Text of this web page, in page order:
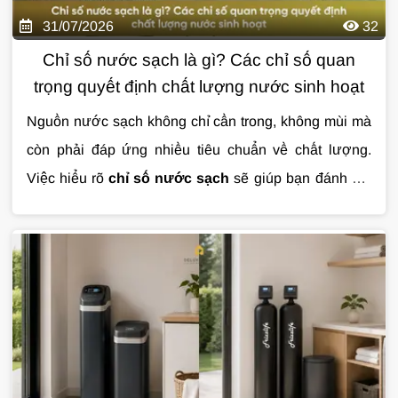
31/07/2026 32
Chỉ số nước sạch là gì? Các chỉ số quan
trọng quyết định chất lượng nước sinh hoạt
Nguồn nước sạch không chỉ cần trong, không mùi mà
còn phải đáp ứng nhiều tiêu chuẩn về chất lượng.
Việc hiểu rõ chỉ số nước sạch sẽ giúp bạn đánh giá
pháp xử lý phù hợp. Trong bài viết này, hãy cùng tìm
hiểu những chỉ số quan trọng nhất và ý nghĩa của từng
thông số đối với sức khỏe cũng như cuộc sống hằng